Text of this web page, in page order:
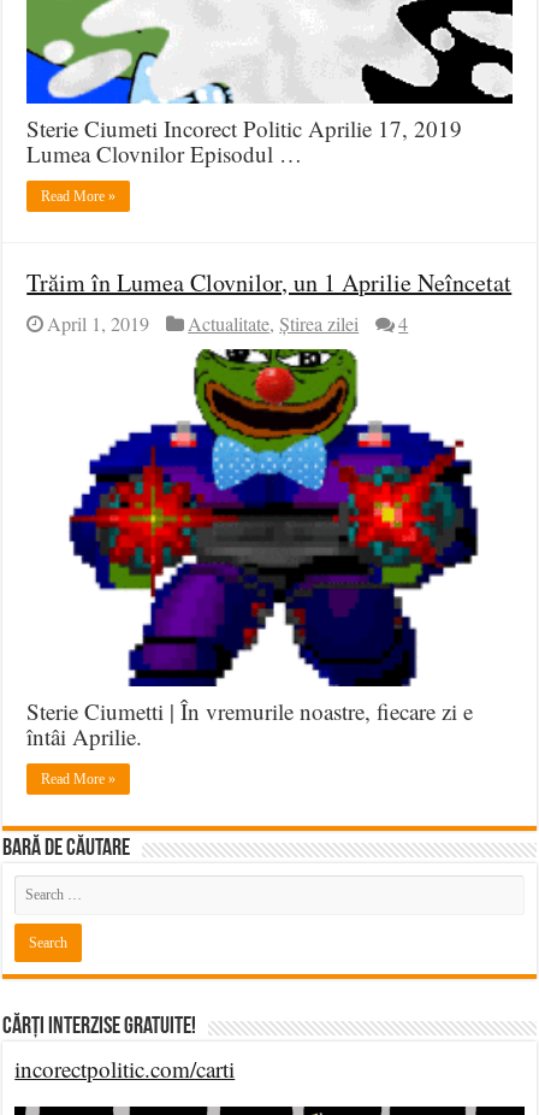
Sterie Ciumeti Incorect Politic Aprilie 17, 2019
Lumea Clovnilor Episodul …
Read More »
Trăim în Lumea Clovnilor, un 1 Aprilie Neîncetat
April 1, 2019 Actualitate,Știrea zilei 4
Sterie Ciumetti | În vremurile noastre, fiecare zi e
întâi Aprilie.
Read More »
BARĂ DE CĂUTARE
Cărți Interzise Gratuite!
incorectpolitic.com/carti